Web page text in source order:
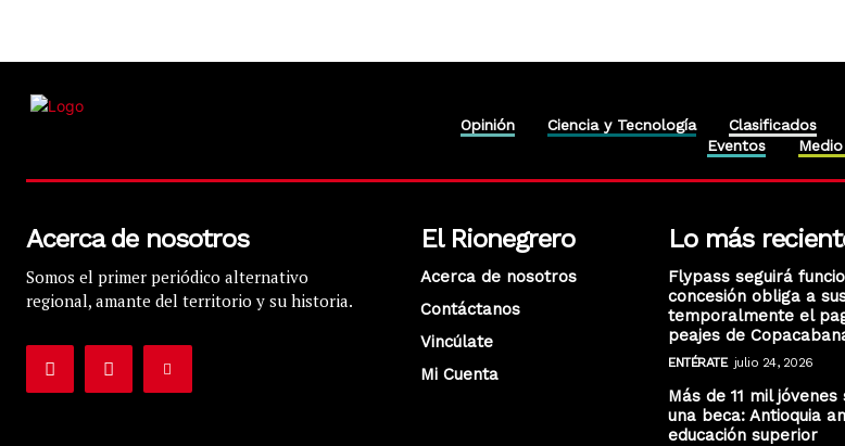
Opinión Ciencia y Tecnología Clasificados
Eventos
Acerca de nosotros
Somos el primer periódico alternativo
regional, amante del territorio y su historia.
El Rionegrero
Acerca de nosotros
Contáctanos
Vincúlate
Mi Cuenta
Lo más
Flypass seguirá
concesión obliga a
temporalmente el
peajes de
ENTÉRATE julio 24, 2026
Más de 11 mil
una beca: Antioquia
educación superior